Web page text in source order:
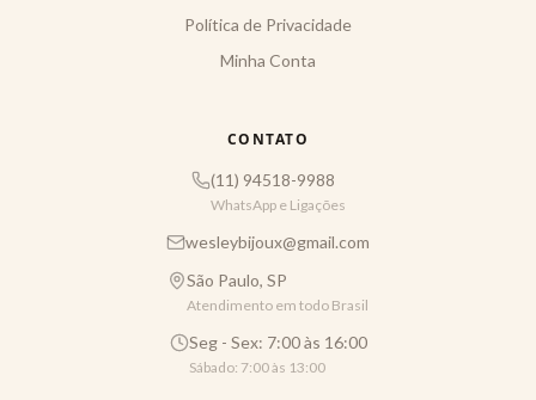
Política de Privacidade
Minha Conta
CONTATO
(11) 94518-9988
WhatsApp e Ligações
wesleybijoux@gmail.com
São Paulo, SP
Atendimento em todo Brasil
Seg - Sex: 7:00 às 16:00
Sábado: 7:00 às 13:00